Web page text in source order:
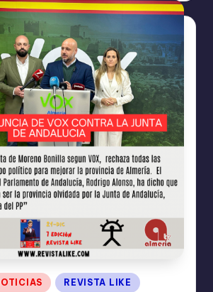
REVISTA LIKE